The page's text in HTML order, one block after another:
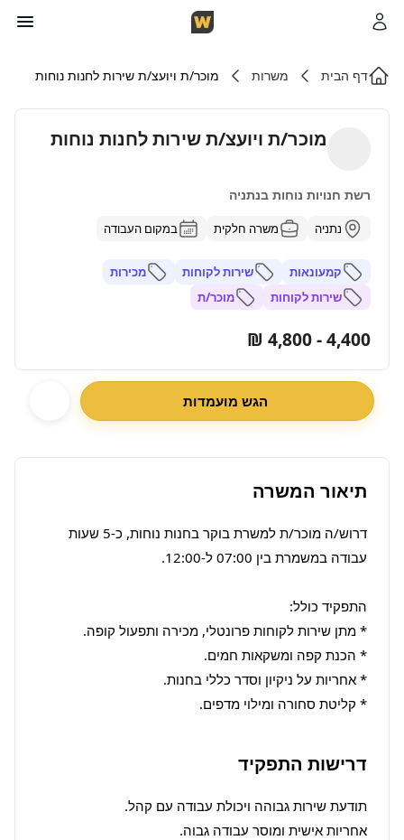
דף הבית משרות מוכר/ת ויועצ/ת שירות לחנות נוחות
מוכר/ת ויועצ/ת שירות לחנות נוחות
רשת חנויות נוחות בנתניה
נתניה משרה חלקית במקום העבודה
קמעונאות שירות לקוחות
מכירות
שירות לקוחות
מוכר/ת
4,400 - 4,800 ₪
הגש מועמדות
תיאור המשרה
* קליטת סחורה ומילוי מדפים.
דרישות התפקיד